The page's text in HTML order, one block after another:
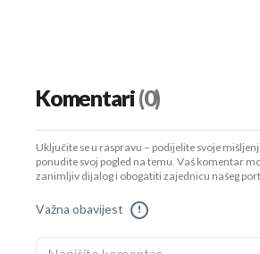
Komentari(0)
Uključite se u raspravu – podijelite svoje
ponudite svoj pogled na temu. Vaš komentar
zanimljiv dijalog i obogatiti zajednicu našeg
Važna obavijest !